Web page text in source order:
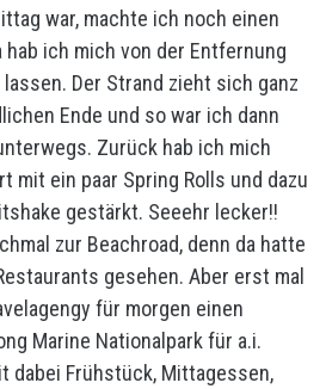
war, machte ich noch einen
hab ich mich von der Entfernung
Der Strand zieht sich ganz
Ende und so war ich dann
Zurück hab ich mich
mit ein paar Spring Rolls und dazu
gestärkt. Seeehr lecker!!
zur Beachroad, denn da hatte
gesehen. Aber erst mal
für morgen einen
Marine Nationalpark für a.i.
dabei Frühstück, Mittagessen,